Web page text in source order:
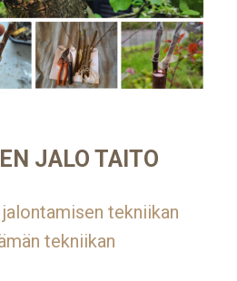
JALO TAITO
tekniikan
tekniikan